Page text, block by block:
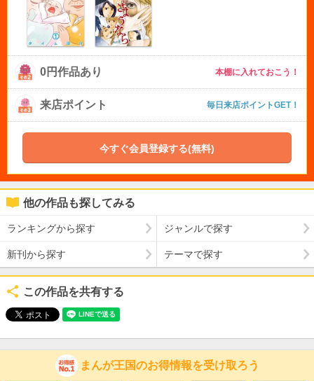
0円作品あり 本棚に入れておこう！
来店ポイント 毎日来店ポイントGET！
今すぐ会員登録する(無料)
他の作品も探してみる
ランキングから探す ジャンルで探す
新刊から探す テーマで探す
この作品を共有する
まんが王国のお得情報を受け取ろう